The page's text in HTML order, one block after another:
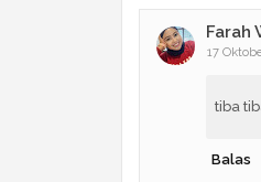
Farah
17
tiba
Balas